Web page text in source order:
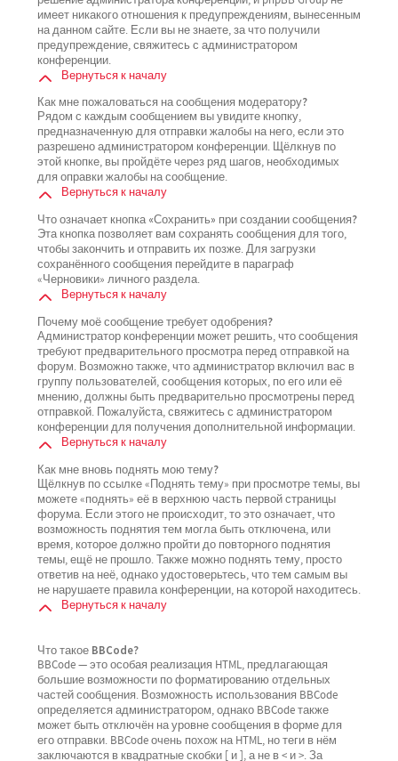
имеет никакого отношения к предупреждениям, вынесенным
на данном сайте. Если вы не знаете, за что получили
предупреждение, свяжитесь с администратором
конференции.
Вернуться к началу
Как мне пожаловаться на сообщения модератору?
Рядом с каждым сообщением вы увидите кнопку,
предназначенную для отправки жалобы на него, если это
разрешено администратором конференции. Щёлкнув по
этой кнопке, вы пройдёте через ряд шагов, необходимых
для оправки жалобы на сообщение.
Вернуться к началу
Что означает кнопка «Сохранить» при создании сообщения?
Эта кнопка позволяет вам сохранять сообщения для того,
чтобы закончить и отправить их позже. Для загрузки
сохранённого сообщения перейдите в параграф
«Черновики» личного раздела.
Вернуться к началу
Почему моё сообщение требует одобрения?
Администратор конференции может решить, что сообщения
требуют предварительного просмотра перед отправкой на
форум. Возможно также, что администратор включил вас в
группу пользователей, сообщения которых, по его или её
мнению, должны быть предварительно просмотрены перед
отправкой. Пожалуйста, свяжитесь с администратором
конференции для получения дополнительной информации.
Вернуться к началу
Как мне вновь поднять мою тему?
Щёлкнув по ссылке «Поднять тему» при просмотре темы, вы
можете «поднять» её в верхнюю часть первой страницы
форума. Если этого не происходит, то это означает, что
возможность поднятия тем могла быть отключена, или
время, которое должно пройти до повторного поднятия
темы, ещё не прошло. Также можно поднять тему, просто
ответив на неё, однако удостоверьтесь, что тем самым вы
не нарушаете правила конференции, на которой находитесь.
Вернуться к началу
Что такое BBCode?
BBCode — это особая реализация HTML, предлагающая
большие возможности по форматированию отдельных
частей сообщения. Возможность использования BBCode
определяется администратором, однако BBCode также
может быть отключён на уровне сообщения в форме для
его отправки. BBCode очень похож на HTML, но теги в нём
заключаются в квадратные скобки [ и ], а не в < и >. За